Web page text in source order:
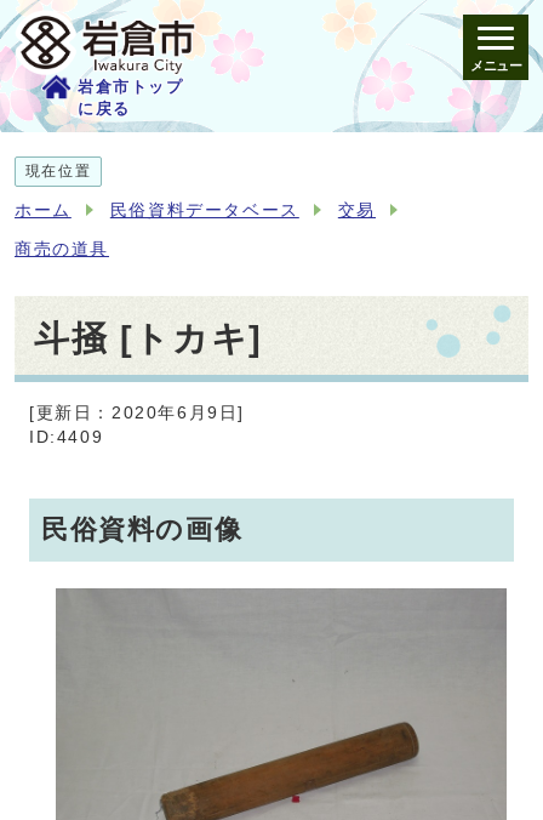
岩倉市トップ
に戻る
メニュー
現在位置
ホーム 民俗資料データベース 交易
商売の道具
斗掻 [トカキ]
[更新日：2020年6月9日]
ID:4409
民俗資料の画像